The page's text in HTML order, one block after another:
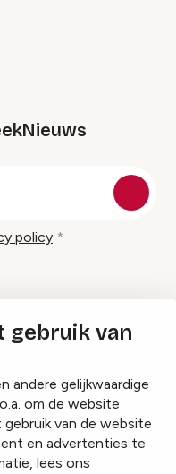
gebruik van
andere gelijkwaardige
om de website
van de website
en advertenties te
lees ons
policy
Magazine